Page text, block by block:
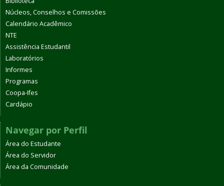
Núcleos, Conselhos e Comissões
Calendário Acadêmico
NTE
Assistência Estudantil
Laboratórios
Informes
Programas
Coopa-Ifes
Cardápio
Navegar por Perfil
Área do Estudante
Área do Servidor
Área da Comunidade